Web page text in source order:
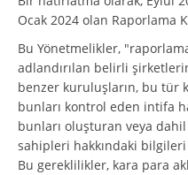
Ocak 2024 olan Raporlama
Bu Yönetmelikler,
adlandırılan belirli
benzer kuruluşların, bu tür
bunları kontrol eden intifa
bunları oluşturan veya
sahipleri hakkındaki
Bu gereklilikler, kara para